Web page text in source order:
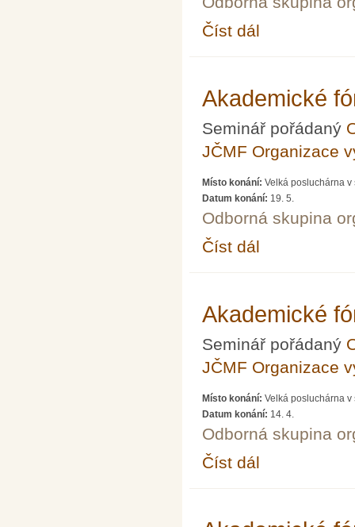
Číst dál
Akademické
Seminář pořádaný
JČMF Organizace
Místo konání: Velká posluchárna v
Datum konání: 19. 5.
Odborná skupina
Číst dál
Akademické
Seminář pořádaný
JČMF Organizace
Místo konání: Velká posluchárna v
Datum konání: 14. 4.
Odborná skupina
Číst dál